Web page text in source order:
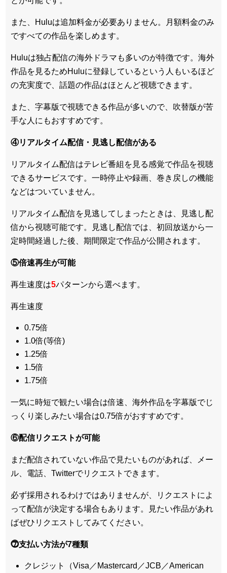
また、Huluは追加料金が必要ありません。
月額料金のみ
ですべての作品を楽しめます。
Huluは独占配信の海外ドラマも多いのが特徴です。海外
作品を見るためHuluに登録しているという人もいるほど
の充実度で、話題の作品はほとんど視聴できます。
また、 字幕版で視聴できる作品が多いので、吹替版が苦
手な人にもおすすめです。
④リアルタイム配信・見逃し配信がある
リアルタイム配信はテレビ番組を見る感覚で作品を視聴
できるサービスです。一時停止や録画、巻き戻しの機能
などはついていません。
リアルタイム配信を見逃してしまったときは、見逃し配
信から視聴可能です。見逃し配信では、初回放送から一
定時間経過した後、期間限定で作品が公開されます。
⑤倍速再生が可能
再生速度は5パターンから選べます。
再生速度
0.75倍
1.0倍(等倍)
1.25倍
1.5倍
1.75倍
一気に時短で観たい場合は倍速、海外作品を字幕版でじ
っくり楽しみたい場合は0.75倍がおすすめです。
⑥配信リクエストが可能
まだ配信されていない作品で見たいものがあれば、
メー
ル、電話、Twitterでリクエスト できます。
必ず採用されるわけではありませんが、リクエストによ
って配信が決定する場合もあります。見たい作品があれ
ばぜひリクエストしてみてください。
⓻支払い方法が7種類
クレジット（Visa／Mastercard／JCB／American